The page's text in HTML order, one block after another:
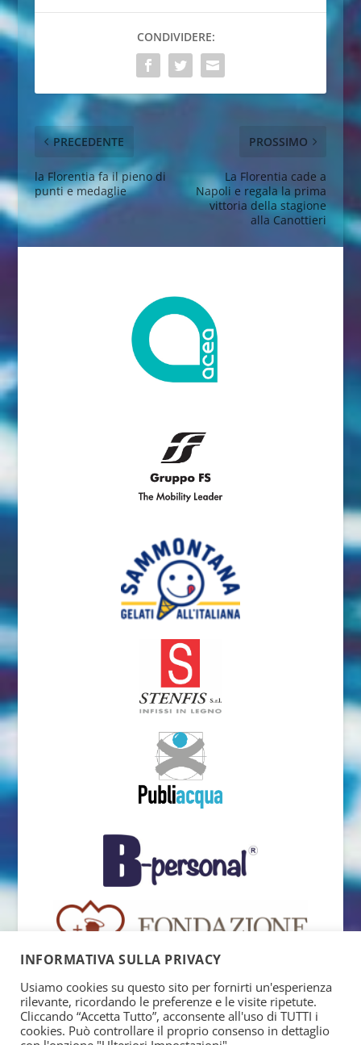
CONDIVIDERE:
PRECEDENTE
la Florentia fa il pieno di
punti e medaglie
PROSSIMO
La Florentia cade a
Napoli e regala la prima
vittoria della stagione
alla Canottieri
INFORMATIVA SULLA PRIVACY
Usiamo cookies su questo sito per fornirti un'esperienza
rilevante, ricordando le preferenze e le visite ripetute.
Cliccando “Accetta Tutto”, acconsente all'uso di TUTTI i
cookies. Può controllare il proprio consenso in dettaglio